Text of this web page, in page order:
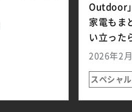
Outdoor
家電もま
い立った
2026年2
スペシャル